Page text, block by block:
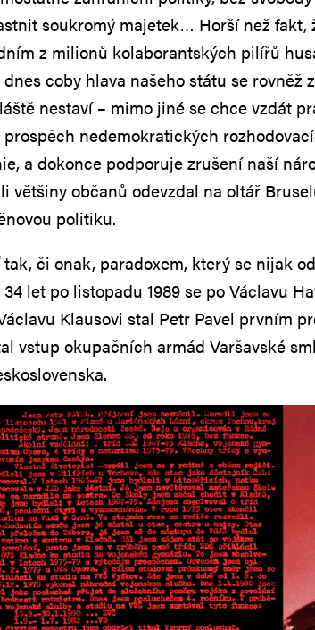
soukromý majetek… Horší než fakt,
z milionů kolaborantských pilířů
dnes coby hlava našeho státu se rovněž
nestaví – mimo jiné se chce vzdát
prospěch nedemokratických
a dokonce podporuje zrušení naší
většiny občanů odevzdal na oltář
politiku.
či onak, paradoxem, který se nijak
34 let po listopadu 1989 se po Václavu
Klausovi stal Petr Pavel prvním
vstup okupačních armád Varšavské